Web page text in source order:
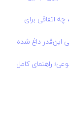
اتفاقی برای
این‌قدر داغ شده
راهنمای کامل